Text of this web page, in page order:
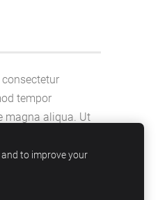
tempor
magna aliqua. Ut
ut aliquip ex ea
to improve your